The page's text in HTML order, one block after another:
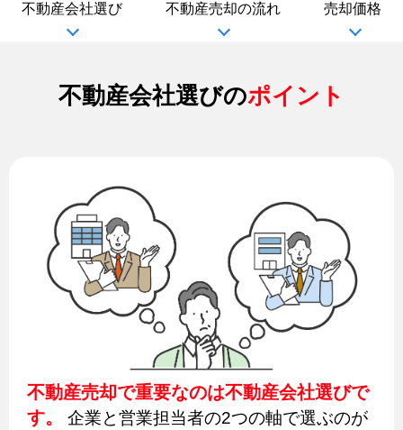
不動産会社選び 不動産売却の流れ 売却価格
不動産会社選びのポイント
不動産売却で重要なのは不動産会社選びで
す。
企業と営業担当者の2つの軸で選ぶのが